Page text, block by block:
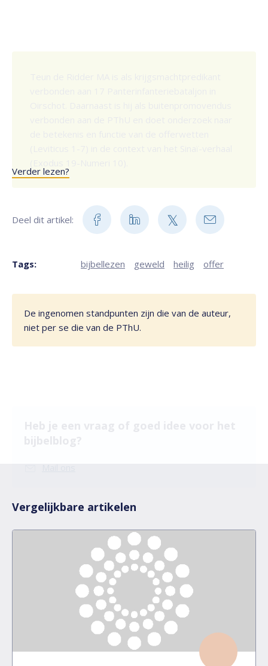
De ingenomen standpunten zijn die van de auteur,
niet per se die van de PThU.
Mail ons
Verder lezen?
Deel dit artikel:
Tags: bijbellezen geweld heilig offer
Vergelijkbare artikelen